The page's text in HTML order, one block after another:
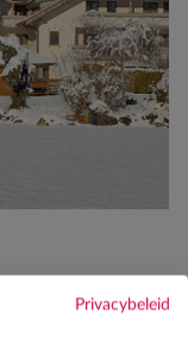
Privacybeleid